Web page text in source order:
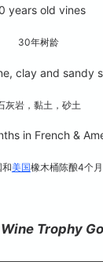
years old vines
30年树龄
clay and sandy
灰岩，黏土，砂土
in French &
美国橡木桶陈酿4个月
Trophy